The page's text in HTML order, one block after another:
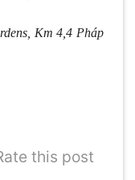
Km 4,4 Pháp
this post